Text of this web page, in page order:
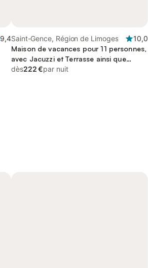
9,4Saint-Gence, Région de Limoges
10,0
Maison de vacances pour 11 personnes,
avec Jacuzzi et Terrasse ainsi que
Jardin et Sauna
dès222 €par nuit